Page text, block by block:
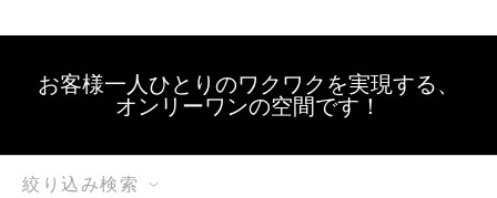
お客様一人ひとりのワクワクを実現する、
オンリーワンの空間です！
絞り込み検索